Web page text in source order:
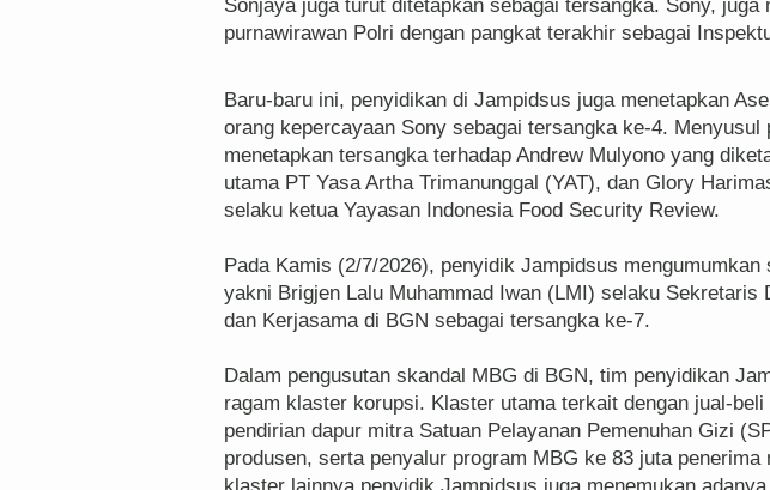
Sonjaya juga turut ditetapkan sebagai tersangka. Sony, juga
purnawirawan Polri dengan pangkat terakhir sebagai
Baru-baru ini, penyidikan di Jampidsus juga menetapkan
orang kepercayaan Sony sebagai tersangka ke-4. Menyusul
menetapkan tersangka terhadap Andrew Mulyono yang
utama PT Yasa Artha Trimanunggal (YAT), dan Glory
selaku ketua Yayasan Indonesia Food Security Review.
Pada Kamis (2/7/2026), penyidik Jampidsus
yakni Brigjen Lalu Muhammad Iwan (LMI) selaku Sekretaris
dan Kerjasama di BGN sebagai tersangka ke-7.
Dalam pengusutan skandal MBG di BGN, tim penyidikan
ragam klaster korupsi. Klaster utama terkait dengan jual-
pendirian dapur mitra Satuan Pelayanan Pemenuhan Gizi
produsen, serta penyalur program MBG ke 83 juta penerima
klaster lainnya penyidik Jampidsus juga menemukan